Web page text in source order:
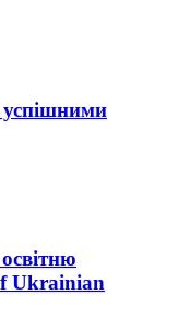
успішними
Ukrainian